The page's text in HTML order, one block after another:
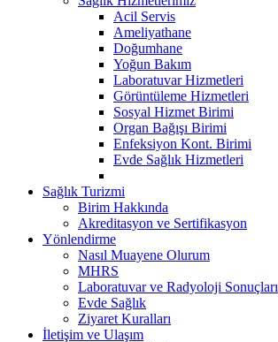
Acil Servis
Ameliyathane
Doğumhane
Yoğun Bakım
Laboratuvar Hizmetleri
Görüntüleme Hizmetleri
Sosyal Hizmet Birimi
Organ Bağışı Birimi
Enfeksiyon Kont. Birimi
Evde Sağlık Hizmetleri
Sağlık Turizmi
Birim Hakkında
Akreditasyon ve Sertifikasyon
Yönlendirme
Nasıl Muayene Olurum
MHRS
Laboratuvar ve Radyoloji Sonuçları
Evde Sağlık
Ziyaret Kuralları
İletişim ve Ulaşım